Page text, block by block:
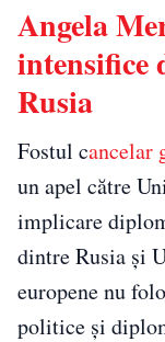
Angela
intensifice
Rusia
Fostul cancelar
un apel către
implicare
dintre Rusia și
europene nu
politice și